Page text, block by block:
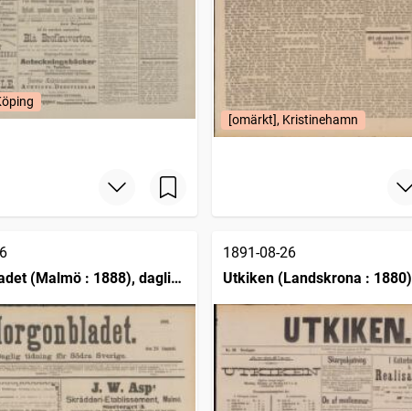
[omärkt], Kristinehamn
(Malmö : 1888), daglig
Sverige
1891-08-26
Utkiken (Landskrona : 1880)